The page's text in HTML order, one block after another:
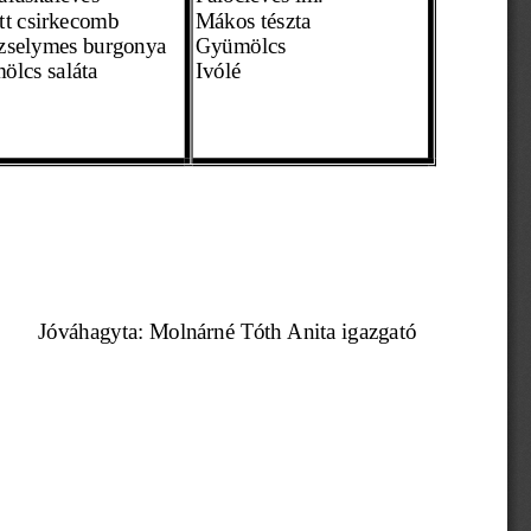
csirkecomb
burgonya
saláta
Mákos tészta
Gyümölcs
Ivólé
Jóváhagyta: Molnárné Tóth Anita igazgató